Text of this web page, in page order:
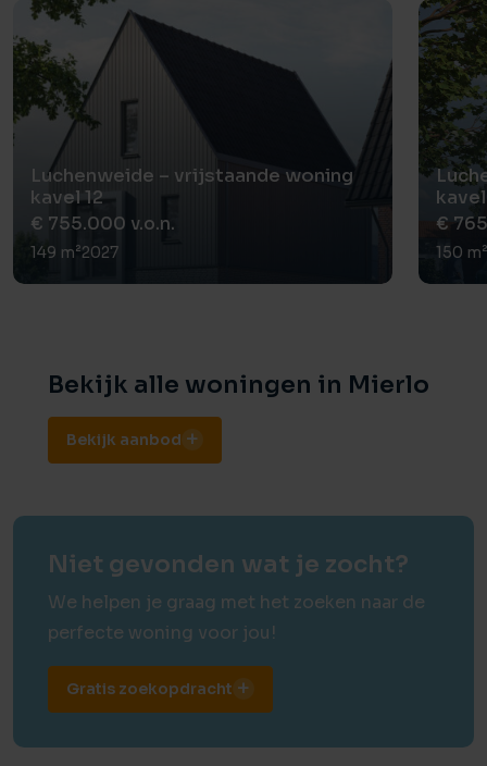
Luchenweide – vrijstaande woning
kavel 12
€ 755.000 v.o.n.
149 m²2027
€
150
Bekijk alle woningen in Mierlo
Bekijk aanbod
Niet gevonden wat je zocht?
We helpen je graag met het zoeken naar de
perfecte woning voor jou!
Gratis zoekopdracht